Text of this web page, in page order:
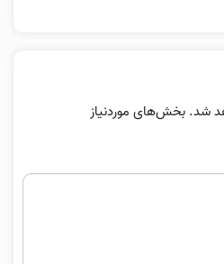
شد. بخش‌های موردنیاز